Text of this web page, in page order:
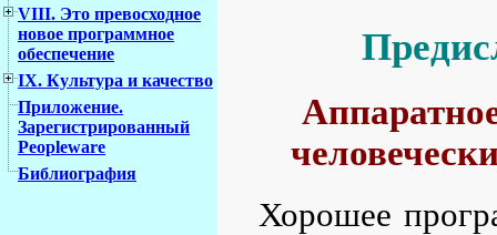
VIII. Это превосходное
новое программное
обеспечение
IX. Культура и качество
Приложение.
Зарегистрированный
Peopleware
Библиография
Хорошее